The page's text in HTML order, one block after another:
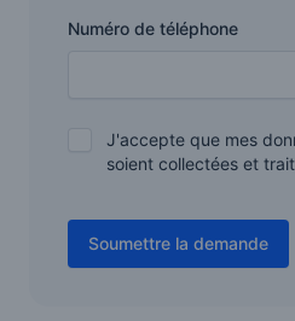
Numéro de téléphone
J'accepte que mes
soient collectées et
Soumettre la demande